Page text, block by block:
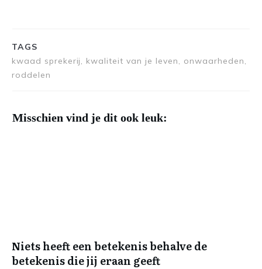
TAGS
kwaad sprekerij, kwaliteit van je leven, onwaarheden,
roddelen
Misschien vind je dit ook leuk:
Niets heeft een betekenis behalve de
betekenis die jij eraan geeft